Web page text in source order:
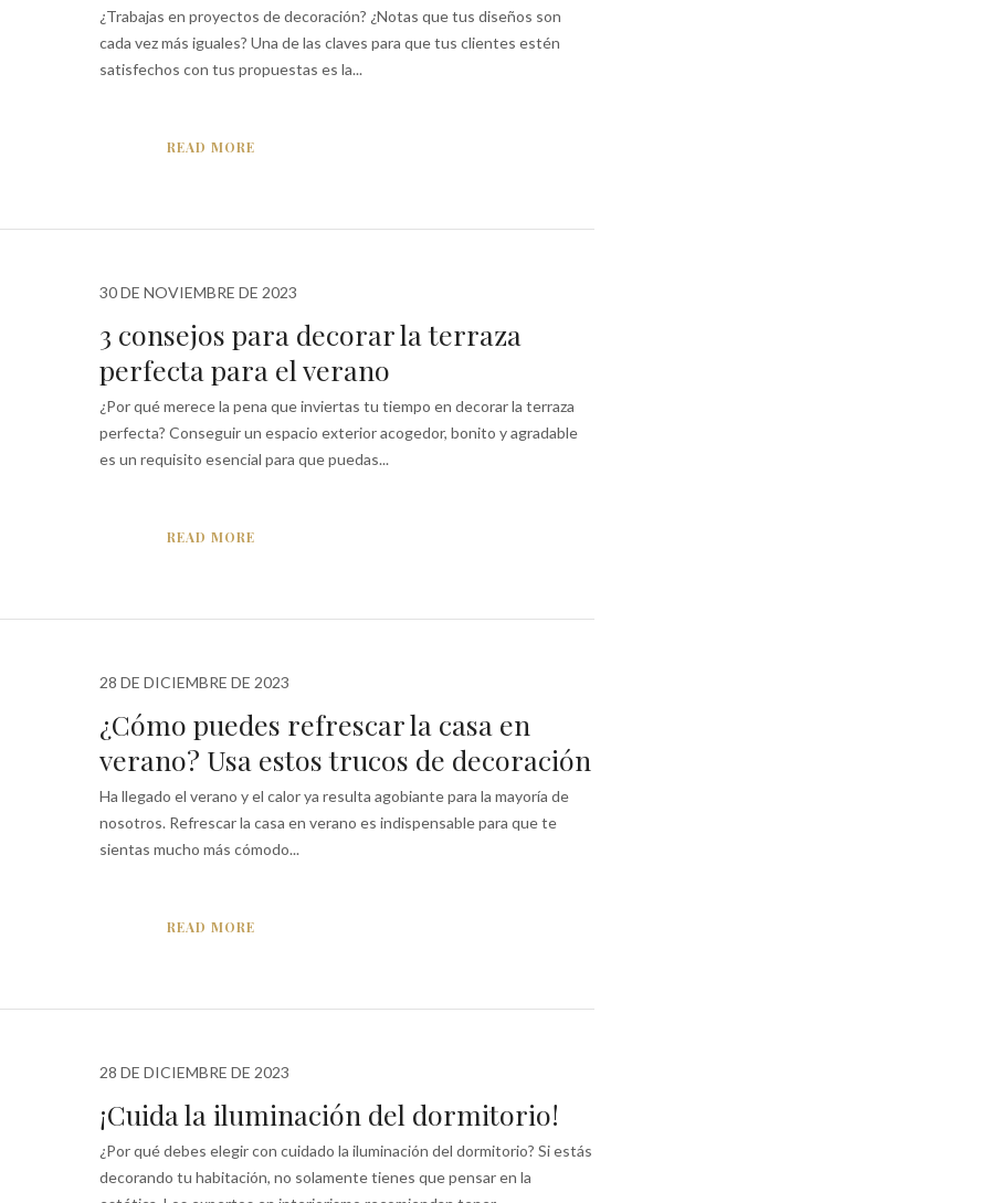
¿Trabajas en proyectos de decoración? ¿Notas que tus diseños son
cada vez más iguales? Una de las claves para que tus clientes estén
satisfechos con tus propuestas es la...
READ MORE
30 DE NOVIEMBRE DE 2023
3 consejos para decorar la terraza
perfecta para el verano
¿Por qué merece la pena que inviertas tu tiempo en decorar la terraza
perfecta? Conseguir un espacio exterior acogedor, bonito y agradable
es un requisito esencial para que puedas...
READ MORE
28 DE DICIEMBRE DE 2023
¿Cómo puedes refrescar la casa en
verano? Usa estos trucos de decoración
Ha llegado el verano y el calor ya resulta agobiante para la mayoría de
nosotros. Refrescar la casa en verano es indispensable para que te
sientas mucho más cómodo...
READ MORE
28 DE DICIEMBRE DE 2023
¡Cuida la iluminación del dormitorio!
¿Por qué debes elegir con cuidado la iluminación del dormitorio? Si estás
decorando tu habitación, no solamente tienes que pensar en la